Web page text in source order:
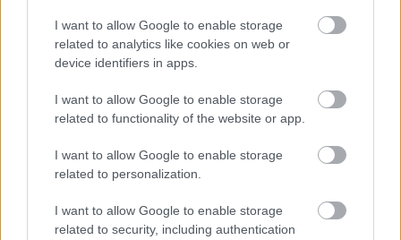
I want to allow Google to enable storage
related to analytics like cookies on web or
device identifiers in apps.
I want to allow Google to enable storage
related to functionality of the website or app.
I want to allow Google to enable storage
related to personalization.
I want to allow Google to enable storage
related to security, including authentication
naszej stronie zaraz po jego zakończeniu. Jeżeli szukasz informacji
meczowych, zajrzyj tutaj:Start Brzóza Stadnicka vs. Grom
Handzlówka - wynik, składy, strzelcy
Jeżeli w internecie lub TV dostępna jest
albo innych spotkań
Rzeszów > Klasa A, gr. II na pewno znajdziesz takie informacje na naszym
portalu. Możliwe jednak, że nigdzie nie pojawi się stream online z tego
Asseco Resovia| Developres Rzeszów |ITA TOOLS Stal Mielec
Cellfast Wilki Krosno| Texom Stal Rzeszów|Stal Mielec